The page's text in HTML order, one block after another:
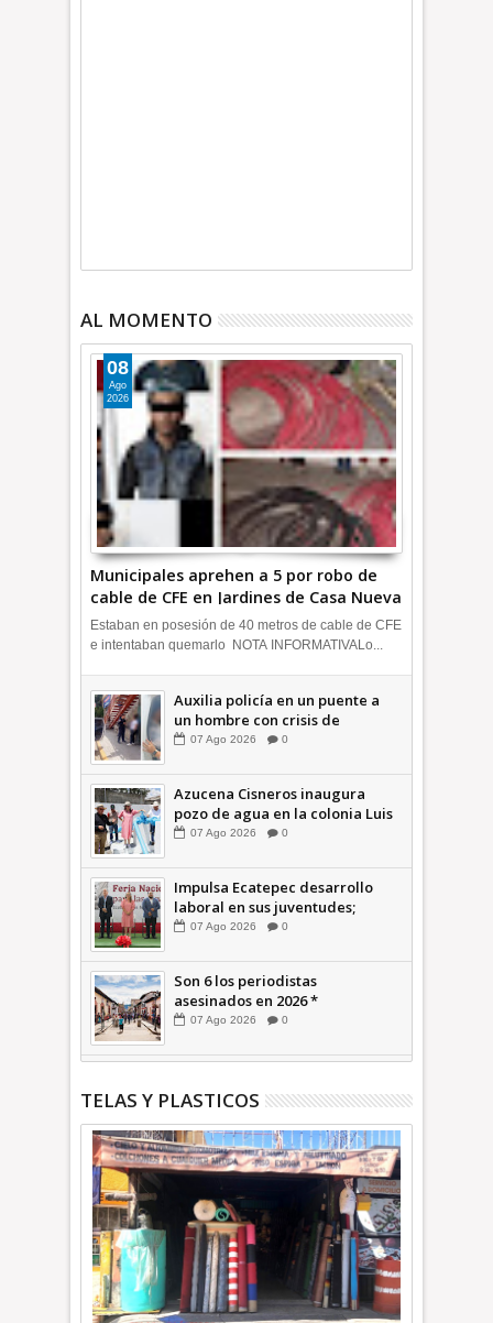
AL MOMENTO
Municipales aprehen a 5 por robo de
cable de CFE en Jardines de Casa Nueva
+Video | INFORMA
08
Ago
2026
Estaban en posesión de 40 metros de cable de CFE
e intentaban quemarlo NOTA INFORMATIVALo...
Auxilia policía en un puente a
un hombre con crisis de
ansiedad en la Vía Morelos |
07 Ago 2026 0
Azucena Cisneros inaugura
pozo de agua en la colonia Luis
Donaldo Colosio +Video |
07 Ago 2026 0
Impulsa Ecatepec desarrollo
laboral en sus juventudes;
inauguran Feria de Empleo y
INFORMATIVA
07 Ago 2026 0
Son 6 los periodistas
asesinados en 2026 *
COMENTARIO A TIEMPO
07 Ago 2026 0
TELAS Y PLASTICOS